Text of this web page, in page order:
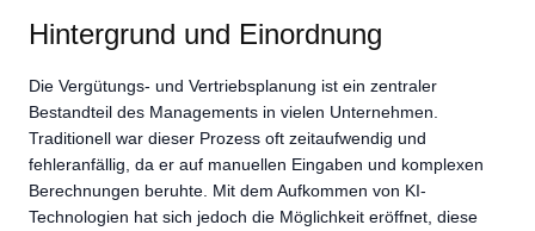
Hintergrund und Einordnung
Die Vergütungs- und Vertriebsplanung ist ein zentraler
Bestandteil des Managements in vielen Unternehmen.
Traditionell war dieser Prozess oft zeitaufwendig und
fehleranfällig, da er auf manuellen Eingaben und komplexen
Berechnungen beruhte. Mit dem Aufkommen von KI-
Technologien hat sich jedoch die Möglichkeit eröffnet, diese